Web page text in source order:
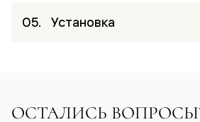
Установка
ОСТАЛИСЬ